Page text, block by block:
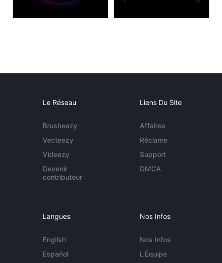
Le Réseau
Brusheezy
Vecteezy
Videezy
Devenir
contributeur
Liens Du Site
Affaires
Réclame
Support
DMCA
Langues
English
Español
Nos Infos
Nos Infos
L'Équipe